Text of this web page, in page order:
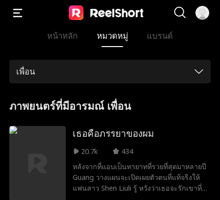
หน้าหลัก หมวดหมู่ แบรนด์
เพื่อน
ภาพยนตร์ที่มีอารมณ์ เพื่อน
เธอคือภรรยาของผม
20.7k
434
หลังจากที่แอบเป็นทายาทที่รวยที่สุดมาหลายปี
Guang วางแผนจะเปิดเผยตัวตนที่แท้จริงให้
แฟนสาว Shen Liuli รู้ หวังว่าเธอจะรักเขาที่ตัว